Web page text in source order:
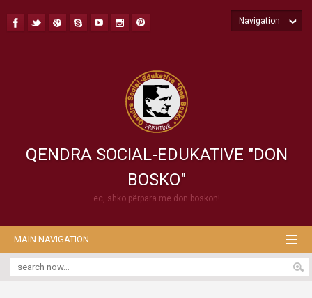
QENDRA SOCIAL-EDUKATIVE "DON
BOSKO"
ec, shko përpara me don boskon!
Navigation
MAIN NAVIGATION